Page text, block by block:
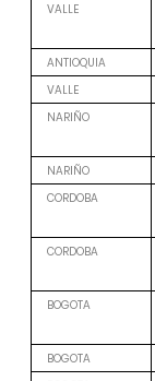
VALLE
ANTIOQUIA
VALLE
NARIÑO
NARIÑO
CORDOBA
CORDOBA
BOGOTA
BOGOTA